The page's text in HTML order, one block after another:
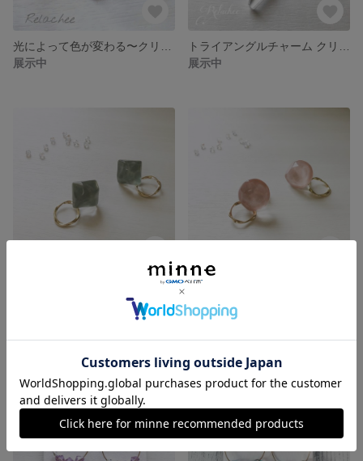
展示中
展示中
【再販】透き通るようなグリーンカラー カボションイヤリング
展示中